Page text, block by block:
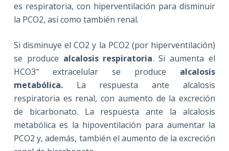
es respiratoria, con hiperventilación para disminuir
la PCO2, así como también renal.
Si disminuye el CO2 y la PCO2 (por hiperventilación)
se produce alcalosis respiratoria. Si aumenta el
HCO3– extracelular se produce alcalosis
metabólica.La respuesta ante alcalosis
respiratoria es renal, con aumento de la excreción
de bicarbonato. La respuesta ante la alcalosis
metabólica es la hipoventilación para aumentar la
PCO2 y, además, también el aumento de la excreción